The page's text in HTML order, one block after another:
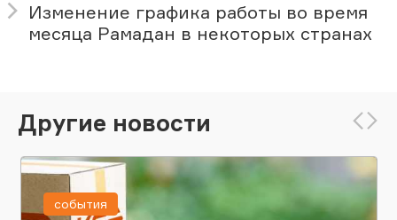
Изменение графика работы во время
месяца Рамадан в некоторых странах
Другие новости
события